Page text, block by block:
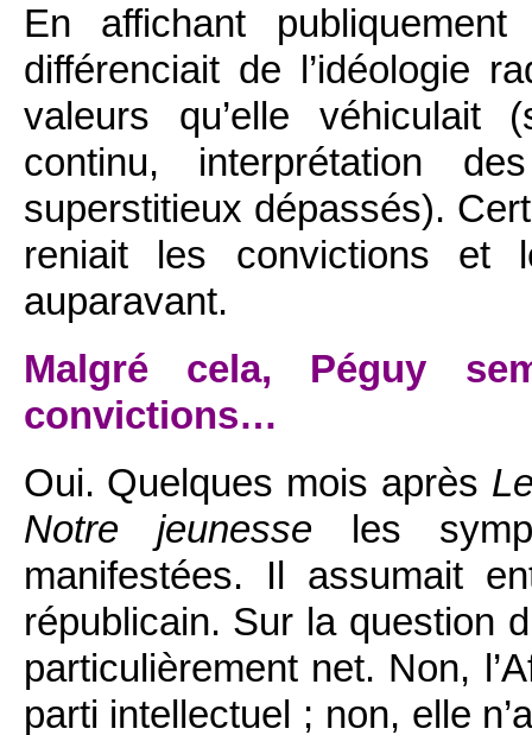
En affichant
différenciait de l’idéologie
valeurs qu’elle véhiculait
continu, interprétation
superstitieux dépassés).
reniait les convictions et
auparavant.
Malgré cela, Péguy
convictions…
Oui. Quelques mois après
Notre jeunesse les
manifestées. Il assumait
républicain. Sur la question
particulièrement net. Non,
parti intellectuel ; non, elle